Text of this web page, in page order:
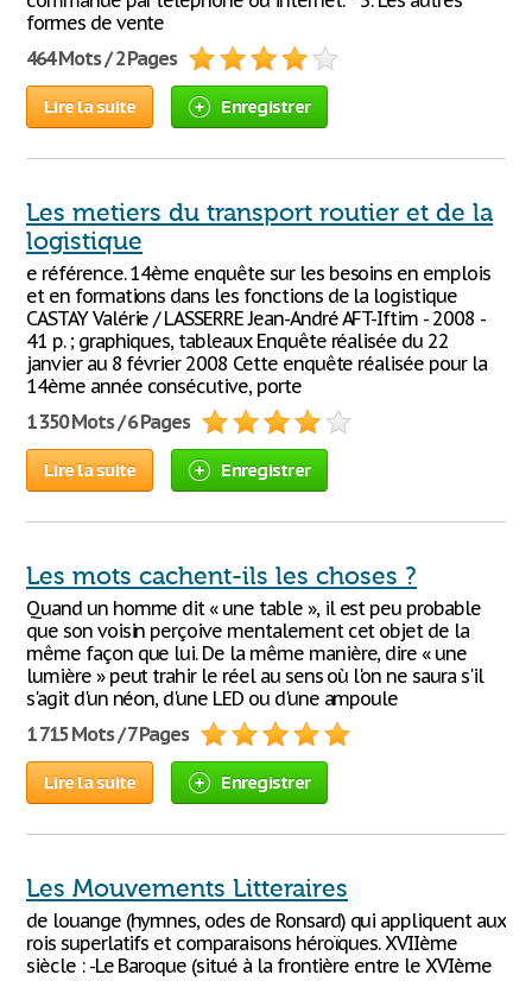
formes de vente
464 Mots / 2 Pages
Lire la suite Enregistrer
Les metiers du transport routier et de la
logistique
e référence. 14ème enquête sur les besoins en emplois
et en formations dans les fonctions de la logistique
CASTAY Valérie / LASSERRE Jean-André AFT-Iftim - 2008 -
41 p. ; graphiques, tableaux Enquête réalisée du 22
janvier au 8 février 2008 Cette enquête réalisée pour la
14ème année consécutive, porte
1 350 Mots / 6 Pages
Lire la suite Enregistrer
Les mots cachent-ils les choses ?
Quand un homme dit « une table », il est peu probable
que son voisin perçoive mentalement cet objet de la
même façon que lui. De la même manière, dire « une
lumière » peut trahir le réel au sens où l'on ne saura s'il
s'agit d'un néon, d'une LED ou d'une ampoule
1 715 Mots / 7 Pages
Lire la suite Enregistrer
Les Mouvements Litteraires
de louange (hymnes, odes de Ronsard) qui appliquent aux
rois superlatifs et comparaisons héroïques. XVIIème
siècle : -Le Baroque (situé à la frontière entre le XVIème